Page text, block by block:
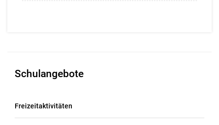
Schulangebote
Freizeitaktivitäten